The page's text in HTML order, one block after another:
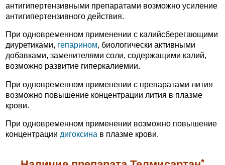
антигипертензивными препаратами возможно усиление
антигипертензивного действия.
При одновременном применении с калийсберегающими
диуретиками, гепарином, биологически активными
добавками, заменителями соли, содержащими калий,
возможно развитие гиперкалиемии.
При одновременном применении с препаратами лития
возможно повышение концентрации лития в плазме
крови.
При одновременном применении возможно повышение
концентрации дигоксина в плазме крови.
*